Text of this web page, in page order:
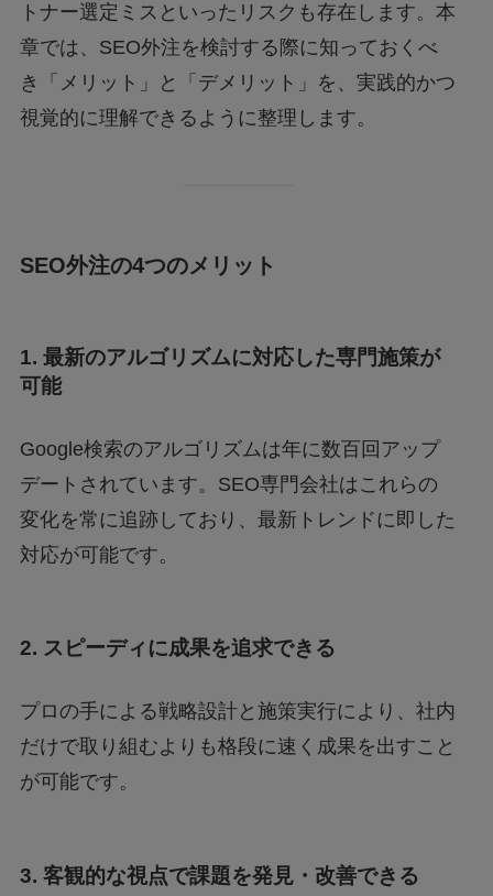
トナー選定ミスといったリスクも存在します。本
章では、SEO外注を検討する際に知っておくべ
き「メリット」と「デメリット」を、実践的かつ
視覚的に理解できるように整理します。
SEO外注の4つのメリット
1. 最新のアルゴリズムに対応した専門施策が
可能
Google検索のアルゴリズムは年に数百回アップ
デートされています。SEO専門会社はこれらの
変化を常に追跡しており、最新トレンドに即した
対応が可能です。
2. スピーディに成果を追求できる
プロの手による戦略設計と施策実行により、社内
だけで取り組むよりも格段に速く成果を出すこと
が可能です。
3. 客観的な視点で課題を発見・改善できる